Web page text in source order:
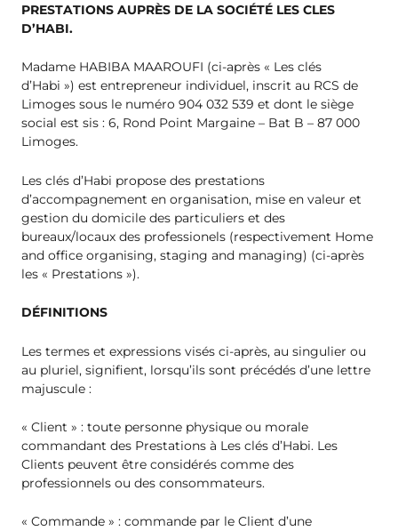
PRESTATIONS AUPRÈS DE LA SOCIÉTÉ LES CLES
D’HABI.
Madame HABIBA MAAROUFI (ci-après « Les clés
d’Habi ») est entrepreneur individuel, inscrit au RCS de
Limoges sous le numéro 904 032 539 et dont le siège
social est sis : 6, Rond Point Margaine – Bat B – 87 000
Limoges.
Les clés d’Habi propose des prestations
d’accompagnement en organisation, mise en valeur et
gestion du domicile des particuliers et des
bureaux/locaux des professionels (respectivement Home
and office organising, staging and managing) (ci-après
les « Prestations »).
DÉFINITIONS
Les termes et expressions visés ci-après, au singulier ou
au pluriel, signifient, lorsqu’ils sont précédés d’une lettre
majuscule :
« Client » : toute personne physique ou morale
commandant des Prestations à Les clés d’Habi. Les
Clients peuvent être considérés comme des
professionnels ou des consommateurs.
« Commande » : commande par le Client d’une